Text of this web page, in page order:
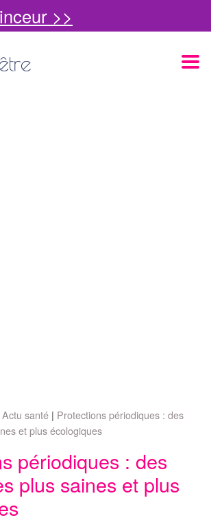
>>
Actu santé
Protections périodiques : des
et plus écologiques
périodiques : des
plus saines et plus